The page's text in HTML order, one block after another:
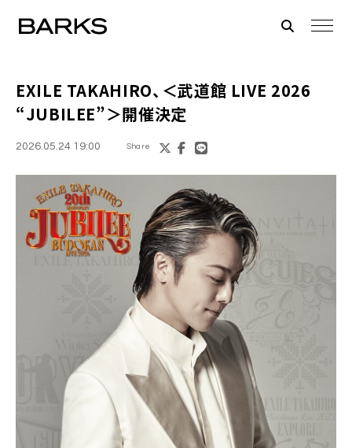
EXILE TAKAHIRO、＜武道館 LIVE 2026
“JUBILEE”＞開催決定
2026.05.24 19:00 Share